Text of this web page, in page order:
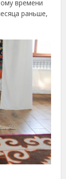
времени
раньше,